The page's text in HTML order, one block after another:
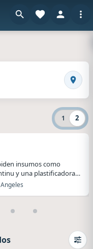
· Estados
1 2
insumos como
y una plastificadora
Angeles